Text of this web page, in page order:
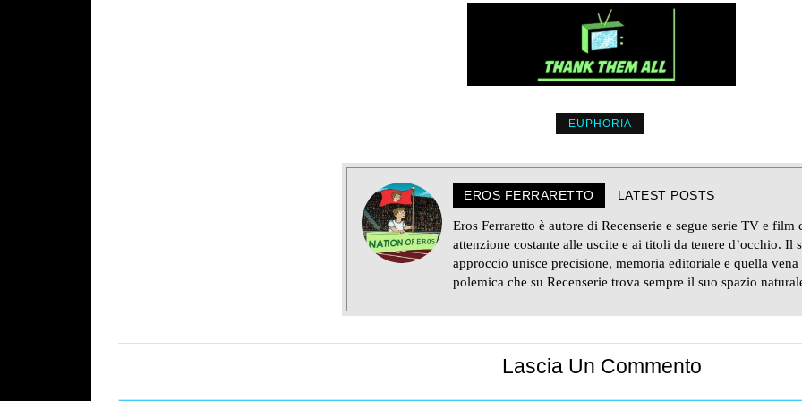
EUPHORIA
EROS FERRARETTO LATEST POSTS
Eros Ferraretto è autore di Recenserie e segue serie TV e film
attenzione costante alle uscite e ai titoli da tenere d’occhio. Il
approccio unisce precisione, memoria editoriale e quella vena
polemica che su Recenserie trova sempre il suo spazio
Lascia Un Commento